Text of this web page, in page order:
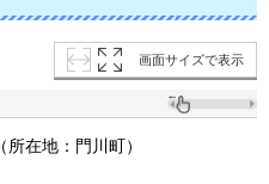
画面サイズで表示
（所在地：門川町）